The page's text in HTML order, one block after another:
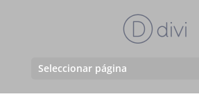
Seleccionar página